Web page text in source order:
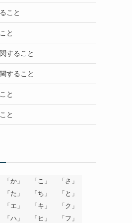
こと
と
すること
すること
と
と
「か」 「こ」
「さ」
「た」 「ち」
「と」
「エ」 「キ」
「ク」
「ハ」 「ヒ」 「フ」